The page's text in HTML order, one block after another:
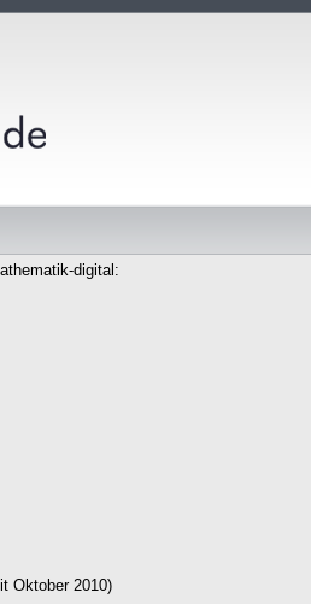
digital:
Oktober 2010)